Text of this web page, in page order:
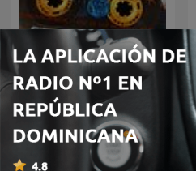
Vuelven los '80